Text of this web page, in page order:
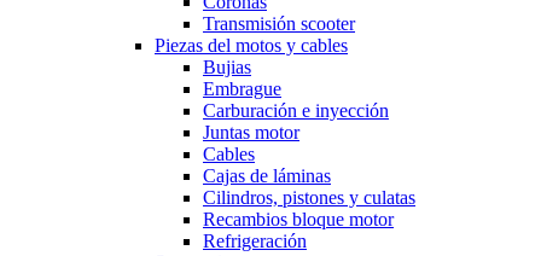
Transmisión scooter
Piezas del motos y cables
Bujias
Embrague
Carburación e inyección
Juntas motor
Cables
Cajas de láminas
Cilindros, pistones y culatas
Recambios bloque motor
Refrigeración